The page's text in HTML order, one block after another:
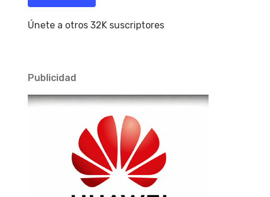
Únete a otros 32K suscriptores
Publicidad